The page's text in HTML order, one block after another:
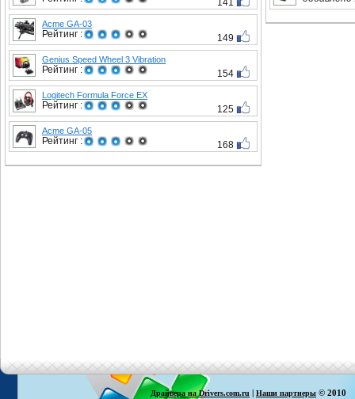
141
Acme GA-03
Рейтинг : 149
Genius Speed Wheel 3 Vibration
Рейтинг : 154
Logitech Formula Force EX
Рейтинг : 125
Acme GA-05
Рейтинг : 168
Драйвера на Drivers.com.ru | Наши партнеры © 2010